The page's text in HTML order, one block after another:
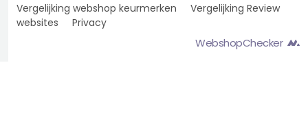
Vergelijking webshop keurmerken
Vergelijking Review
websites
Privacy
WebshopChecker